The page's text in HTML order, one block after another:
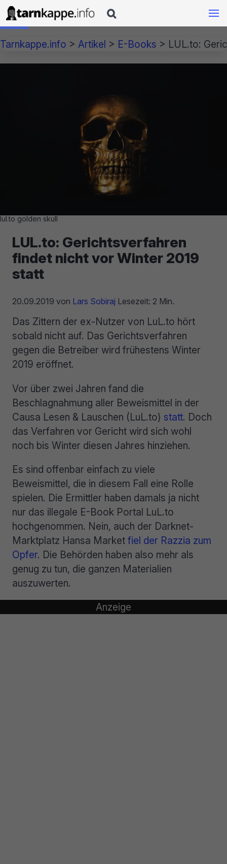

Tarnkappe.info > Artikel > E-Books > LUL.to:
lul.to golden skull
LUL.to: Gerichtsverfahren
findet nicht vor Winter 2019
statt
20.09.2019 von Lars Sobiraj Lesezeit: 2 Min.
Das Zittern der ex-Nutzer von LuL.to hört
sobald nicht auf. Das Gerichtsverfahren
gegen die Betreiber wird frühestens Winter
2019 eröffnet.
Vor über zwei Jahren fand die
Beschlagnahmung aller Beweismittel in der
Causa Lesen & Lauschen (LuL.to) statt. Doch
das Verfahren vor Gericht wird sich wohl
noch bis Winter diesen Jahres hinziehen.
Es sind offenbar einfach zu viele
Beweismittel, die in diesem Fall eine Rolle
spielen. Die Ermittler haben damals ja nicht
nur das illegale E-Book Portal LuL.to
hochgenommen. Nein, auch der Darknet-
Marktplatz Hansa Market fiel der Razzia zum
Opfer. Die Behörden haben also mehr als
genug zu tun, die ganzen Materialien
auszuwerten.